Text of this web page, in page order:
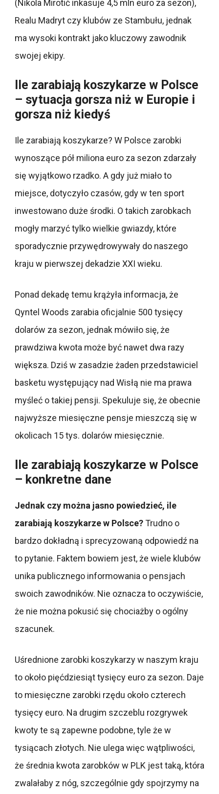
(Nikola Mirotić inkasuje 4,5 mln euro za sezon),
Realu Madryt czy klubów ze Stambułu, jednak
ma wysoki kontrakt jako kluczowy zawodnik
swojej ekipy.
Ile zarabiają koszykarze w Polsce
– sytuacja gorsza niż w Europie i
gorsza niż kiedyś
Ile zarabiają koszykarze? W Polsce zarobki
wynoszące pół miliona euro za sezon zdarzały
się wyjątkowo rzadko. A gdy już miało to
miejsce, dotyczyło czasów, gdy w ten sport
inwestowano duże środki. O takich zarobkach
mogły marzyć tylko wielkie gwiazdy, które
sporadycznie przywędrowywały do naszego
kraju w pierwszej dekadzie XXI wieku.
Ponad dekadę temu krążyła informacja, że
Qyntel Woods zarabia oficjalnie 500 tysięcy
dolarów za sezon, jednak mówiło się, że
prawdziwa kwota może być nawet dwa razy
większa. Dziś w zasadzie żaden przedstawiciel
basketu występujący nad Wisłą nie ma prawa
myśleć o takiej pensji. Spekuluje się, że obecnie
najwyższe miesięczne pensje mieszczą się w
okolicach 15 tys. dolarów miesięcznie.
Ile zarabiają koszykarze w Polsce
– konkretne dane
Jednak czy można jasno powiedzieć, ile
zarabiają koszykarze w Polsce?Trudno o
bardzo dokładną i sprecyzowaną odpowiedź na
to pytanie. Faktem bowiem jest, że wiele klubów
unika publicznego informowania o pensjach
swoich zawodników. Nie oznacza to oczywiście,
że nie można pokusić się chociażby o ogólny
szacunek.
Uśrednione zarobki koszykarzy w naszym kraju
to około pięćdziesiąt tysięcy euro za sezon. Daje
to miesięczne zarobki rzędu około czterech
tysięcy euro. Na drugim szczeblu rozgrywek
kwoty te są zapewne podobne, tyle że w
tysiącach złotych. Nie ulega więc wątpliwości,
że średnia kwota zarobków w PLK jest taką, która
zwalałaby z nóg, szczególnie gdy spojrzymy na